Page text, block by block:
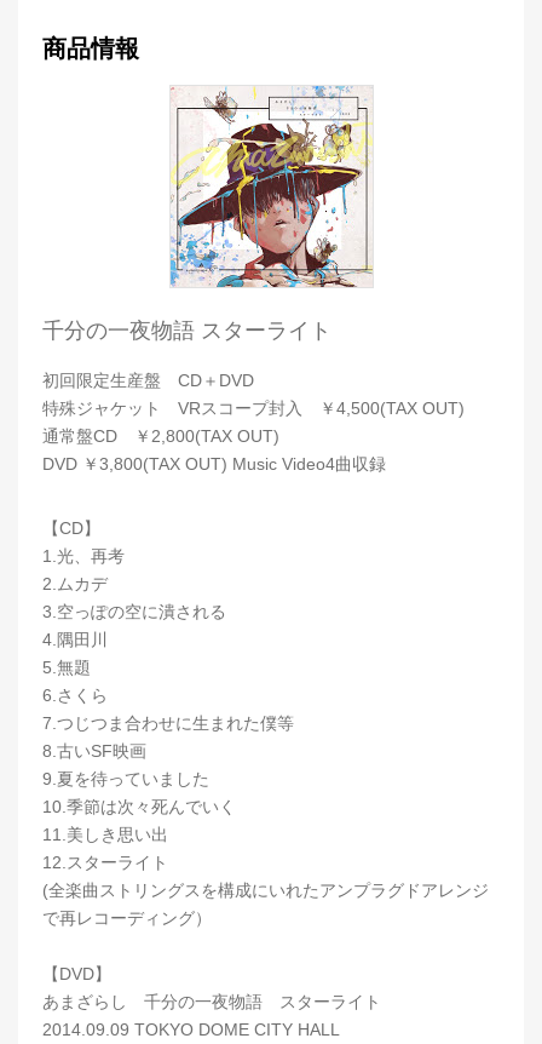
商品情報
千分の一夜物語 スターライト
初回限定生産盤 CD＋DVD
特殊ジャケット VRスコープ封入 ￥4,500(TAX OUT)
通常盤CD ￥2,800(TAX OUT)
DVD ￥3,800(TAX OUT) Music Video4曲収録
【CD】
1.光、再考
2.ムカデ
3.空っぽの空に潰される
4.隅田川
5.無題
6.さくら
7.つじつま合わせに生まれた僕等
8.古いSF映画
9.夏を待っていました
10.季節は次々死んでいく
11.美しき思い出
12.スターライト
(全楽曲ストリングスを構成にいれたアンプラグドアレンジ
で再レコーディング）
【DVD】
あまざらし 千分の一夜物語 スターライト
2014.09.09 TOKYO DOME CITY HALL